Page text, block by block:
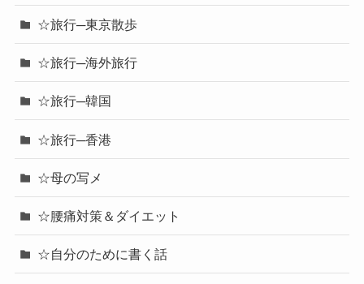
☆旅行─東京散歩
☆旅行─海外旅行
☆旅行─韓国
☆旅行─香港
☆母の写メ
☆腰痛対策＆ダイエット
☆自分のために書く話